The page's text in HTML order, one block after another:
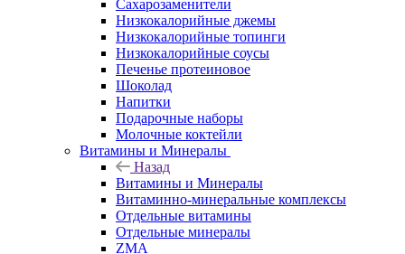
Сахарозаменители
Низкокалорийные джемы
Низкокалорийные топинги
Низкокалорийные соусы
Печенье протеиновое
Шоколад
Напитки
Подарочные наборы
Молочные коктейли
Витамины и Минералы
Назад
Витамины и Минералы
Витаминно-минеральные комплексы
Отдельные витамины
Отдельные минералы
ZMA